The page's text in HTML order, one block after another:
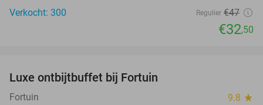
Verkocht: 300
Regulier €47
€32,50
Luxe ontbijtbuffet bij Fortuin
Fortuin 9.8 star